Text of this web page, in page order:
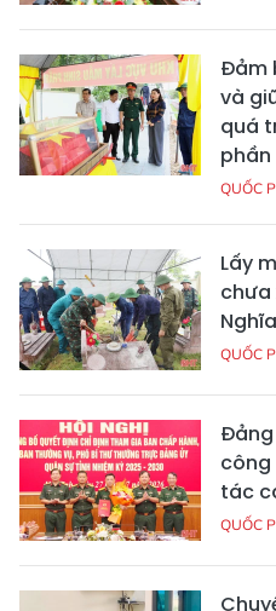
Đảm
và
quá
QUỐC
Lấy
chưa
QUỐC
Đảng
công
tác
QUỐC